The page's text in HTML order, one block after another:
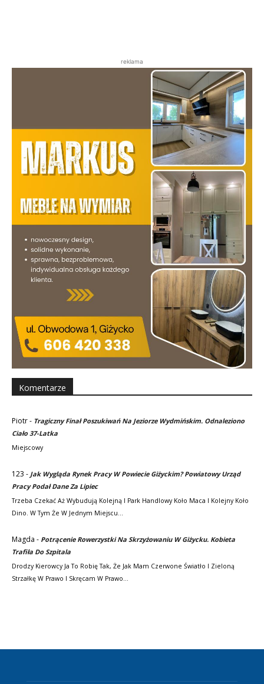
reklama
Komentarze
Piotr- Tragiczny Finał Poszukiwań Na Jeziorze Wydmińskim. Odnaleziono
Ciało 37-Latka
Miejscowy
123 - Jak Wygląda Rynek Pracy W Powiecie Giżyckim? Powiatowy Urząd
Pracy Podał Dane Za Lipiec
Trzeba Czekać Aż Wybudują Kolejną I Park Handlowy Koło Maca I Kolejny Koło
Dino. W Tym Że W Jednym Miejscu…
Magda - Potrącenie Rowerzystki Na Skrzyżowaniu W Giżycku. Kobieta
Trafiła Do Szpitala
Drodzy Kierowcy Ja To Robię Tak, Że Jak Mam Czerwone Światło I Zieloną
Strzałkę W Prawo I Skręcam W Prawo…